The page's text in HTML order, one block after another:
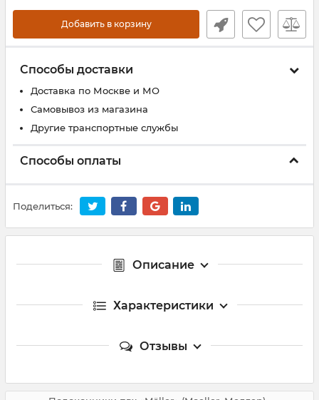
Добавить в корзину
Способы доставки
Доставка по Москве и МО
Самовывоз из магазина
Другие транспортные службы
Способы оплаты
Поделиться:
Описание
Характеристики
Отзывы